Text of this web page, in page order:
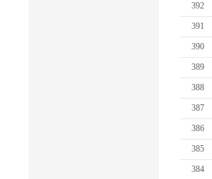
392
391
390
389
388
387
386
385
384